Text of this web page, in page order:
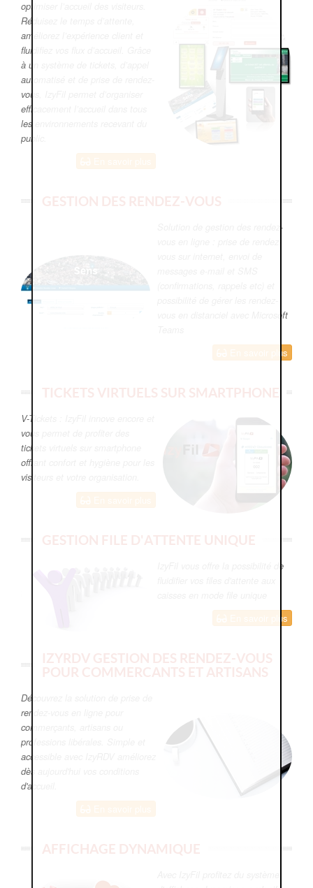
optimiser l’accueil des visiteurs.
Réduisez le temps d’attente,
améliorez l’expérience client et
fluidifiez vos flux d’accueil. Grâce
à un système de tickets, d’appel
automatisé et de prise de rendez-
vous, IzyFil permet d’organiser
efficacement l’accueil dans tous
les environnements recevant du
public.
GESTION DES RENDEZ-VOUS
Solution de gestion des rendez-
vous en distanciel avec Microsoft
En savoir plus
TICKETS VIRTUELS SUR SMARTPHONE
V-Tickets : IzyFil innove encore et
vous permet de profiter des
tickets virtuels sur smartphone
offrant confort et hygiène pour les
visiteurs et votre organisation.
GESTION FILE D'ATTENTE UNIQUE
IzyFil vous offre la possibilité de
En savoir plus
IZYRDV GESTION DES RENDEZ-VOUS
POUR COMMERCANTS ET ARTISANS
Découvrez la solution de prise de
rendez-vous en ligne pour
commerçants, artisans ou
professions libérales. Simple et
accessible avec IzyRDV améliorez
dès aujourd'hui vos conditions
d'accueil.
AFFICHAGE DYNAMIQUE